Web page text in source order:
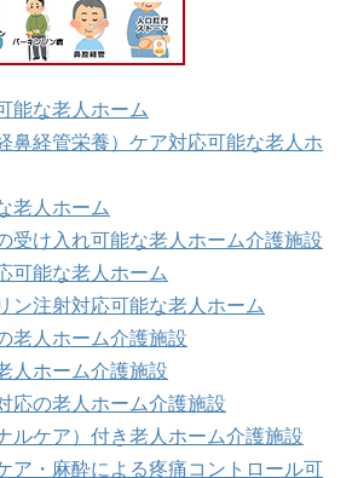
能な老人ホーム
鼻経管栄養）ケア対応可能な老人ホ
老人ホーム
受け入れ可能な老人ホーム介護施設
可能な老人ホーム
ン注射対応可能な老人ホーム
老人ホーム介護施設
人ホーム介護施設
応の老人ホーム介護施設
ルケア）付き老人ホーム介護施設
ア・麻酔による疼痛コントロール可